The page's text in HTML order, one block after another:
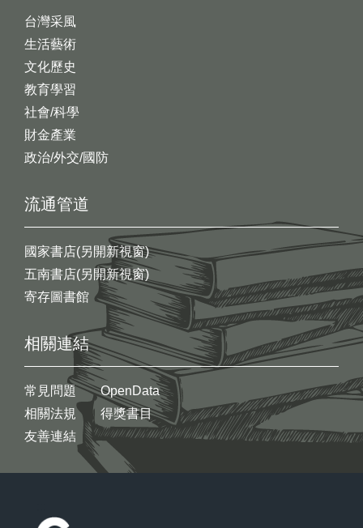
台灣采風
生活藝術
文化歷史
教育學習
社會/科學
財金產業
政治/外交/國防
流通管道
國家書店(另開新視窗)
五南書店(另開新視窗)
寄存圖書館
相關連結
常見問題
相關法規
友善連結
OpenData
得獎書目